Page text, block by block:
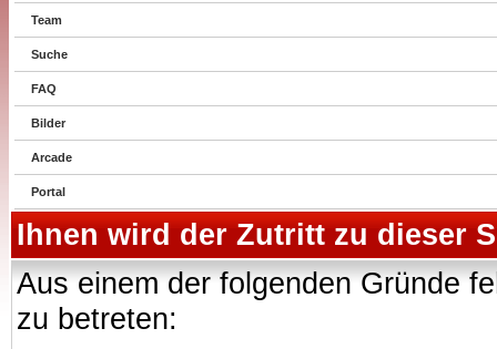
Team
Suche
FAQ
Bilder
Arcade
Portal
Ihnen wird der Zutritt zu dieser
Aus einem der folgenden Gründe
zu betreten: